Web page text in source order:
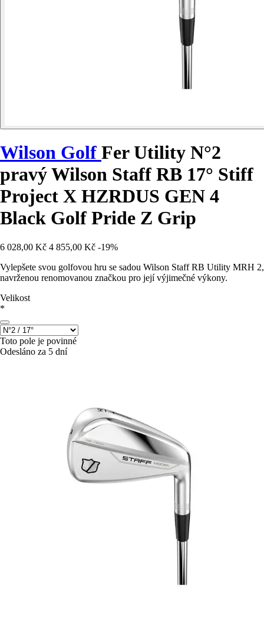
Wilson Golf Fer Utility N°2
pravý Wilson Staff RB 17° Stiff
Project X HZRDUS GEN 4
Black Golf Pride Z Grip
6 028,00 Kč 4 855,00 Kč -19%
Vylepšete svou golfovou hru se sadou Wilson Staff RB Utility MRH 2,
navrženou renomovanou značkou pro její výjimečné výkony.
Velikost
*
Toto pole je povinné
Odesláno za 5 dní